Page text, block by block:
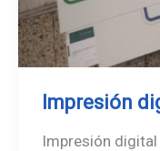
Impresión
Impresión